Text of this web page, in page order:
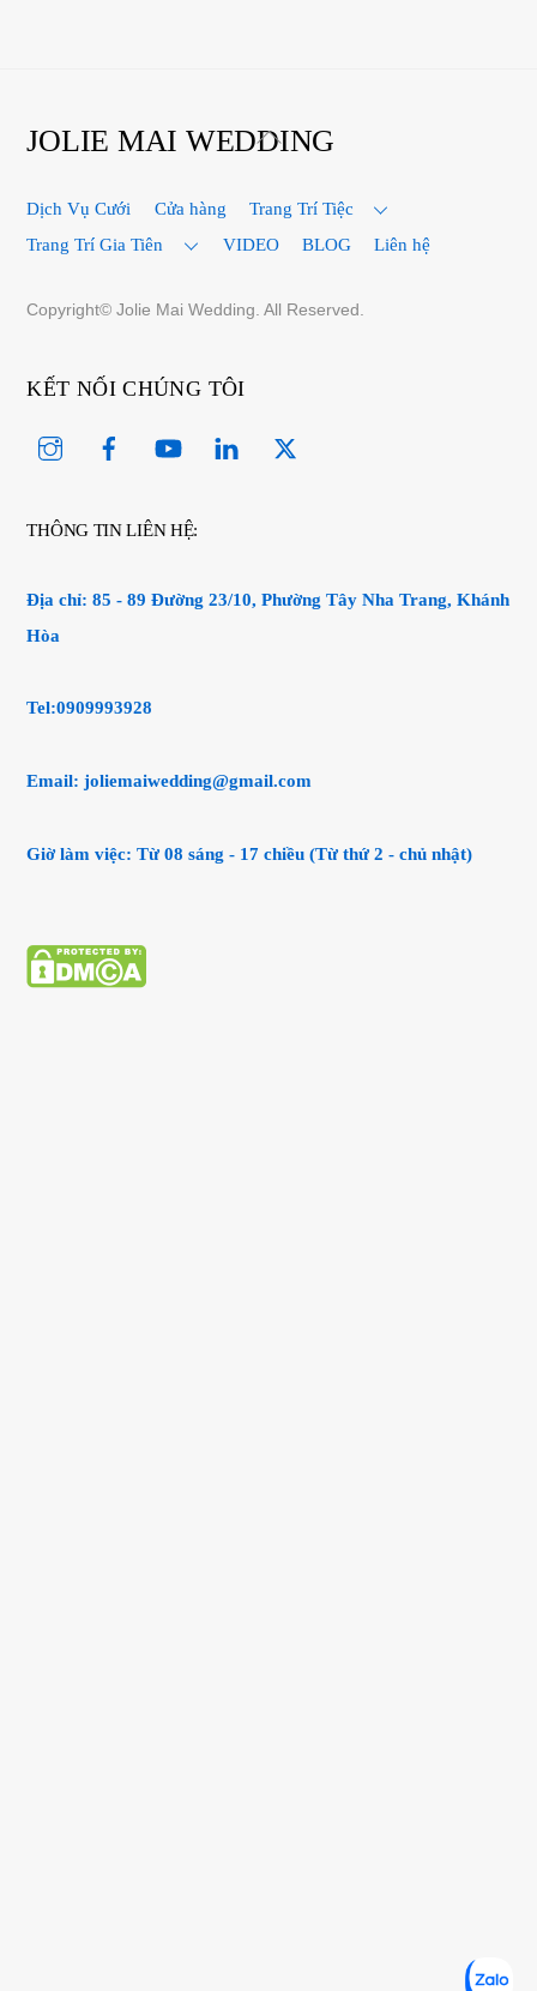
Back
Top
JOLIE MAI WEDDING
Dịch Vụ Cưới Cửa hàng
Trang Trí Tiệc
Trang Trí Gia Tiên
VIDEO BLOG Liên hệ
Copyright© Jolie Mai Wedding. All Reserved.
KẾT NỐI CHÚNG TÔI
Instagram Facebook YouTube Linked
THÔNG TIN LIÊN HỆ:
Địa chỉ: 85 - 89 Đường 23/10, Phường Tây Nha Trang, Khánh
Hòa
Tel:0909993928
Email: joliemaiwedding@gmail.com
Giờ làm việc: Từ 08 sáng - 17 chiều (Từ thứ 2 - chủ nhật)